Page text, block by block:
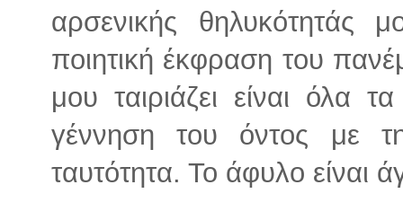
αρσενικής
ποιητική έκφραση του
μου ταιριάζει είναι όλα
γέννηση του όντος με
ταυτότητα. Το άφυλο είναι